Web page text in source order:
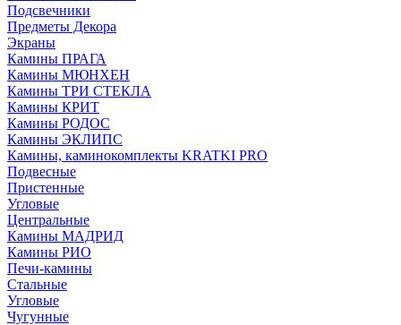
Подсвечники
Предметы Декора
Экраны
Камины ПРАГА
Камины МЮНХЕН
Камины ТРИ СТЕКЛА
Камины КРИТ
Камины РОДОС
Камины ЭКЛИПС
Камины, каминокомплекты KRATKI PRO
Подвесные
Пристенные
Угловые
Центральные
Камины МАДРИД
Камины РИО
Печи-камины
Стальные
Угловые
Чугунные